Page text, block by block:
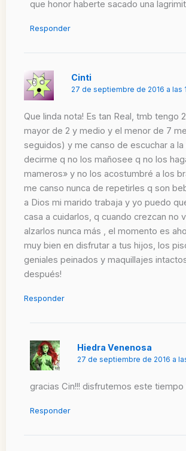
que honor haberte sacado una
Responder
Cinti
27 de septiembre de 2016 a las
Que linda nota! Es tan Real, tmb tengo
mayor de 2 y medio y el menor de 7
seguidos) y me canso de escuchar a la
decirme q no los mañosee q no los
mameros» y no los acostumbré a los
me canso nunca de repetirles q son
a Dios mi marido trabaja y yo puedo
casa a cuidarlos, q cuando crezcan no
alzarlos nunca más , el momento es
muy bien en disfrutar a tus hijos, los
geniales peinados y maquillajes
después!
Responder
Hiedra Venenosa
27 de septiembre de 2016 a
gracias Cin!!! disfrutemos este tiempo
Responder